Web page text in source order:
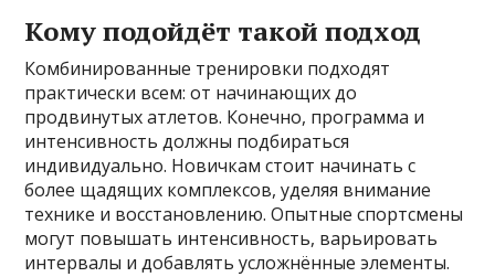
Кому подойдёт такой подход
Комбинированные тренировки подходят
практически всем: от начинающих до
продвинутых атлетов. Конечно, программа и
интенсивность должны подбираться
индивидуально. Новичкам стоит начинать с
более щадящих комплексов, уделяя внимание
технике и восстановлению. Опытные спортсмены
могут повышать интенсивность, варьировать
интервалы и добавлять усложнённые элементы.